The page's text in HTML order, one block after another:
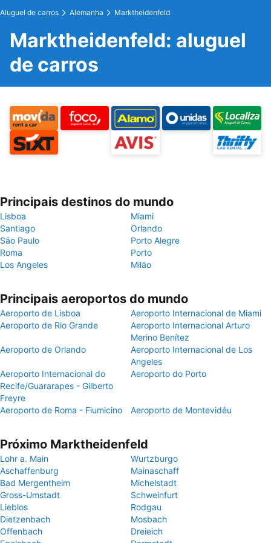
Aluguel de carros Alemanha Marktheidenfeld
Marktheidenfeld: aluguel
de carros
Principais destinos do mundo
Lisboa
Miami
Santiago
Orlando
São Paulo
Porto Alegre
Roma
Porto
Los Angeles
Milão
Principais aeroportos do mundo
Aeroporto de Lisboa
Aeroporto Internacional de Miami
Aeroporto de Rio Grande
Aeroporto Internacional Arturo
Merino Benítez
Aeroporto de Orlando
Aeroporto Internacional de Los
Angeles
Aeroporto Internacional do
Recife/Guararapes - Gilberto
Freyre
Aeroporto do Porto
Aeroporto de Roma - Fiumicino Aeroporto de Montevidéu
Próximo Marktheidenfeld
Lohr a. Main
Wurtzburgo
Aschaffenburg
Mainaschaff
Bad Mergentheim
Michelstadt
Gross-Umstadt
Schweinfurt
Lieblos
Rodgau
Dietzenbach
Mosbach
Offenbach
Dreieich